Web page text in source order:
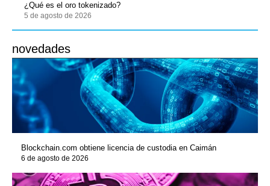
¿Qué es el oro tokenizado?
5 de agosto de 2026
novedades
Blockchain.com obtiene licencia de custodia en Caimán
6 de agosto de 2026